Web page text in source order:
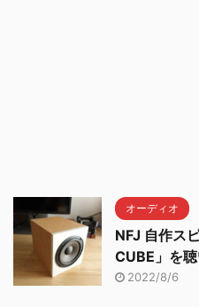
オーディオ
NFJ 自作ス
CUBE」を聴
2022/8/6